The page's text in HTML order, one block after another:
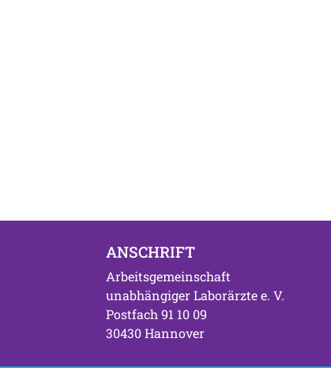
ANSCHRIFT
Arbeitsgemeinschaft
unabhängiger Laborärzte e. V.
Postfach 91 10 09
30430 Hannover